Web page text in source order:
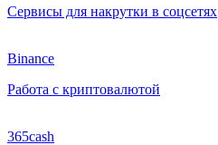
Сервисы для накрутки в соцсетях
Binance
Работа с криптовалютой
365cash